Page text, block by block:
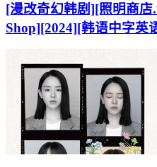
[漫改奇幻韩剧][照明商店
Shop][2024][韩语中字英